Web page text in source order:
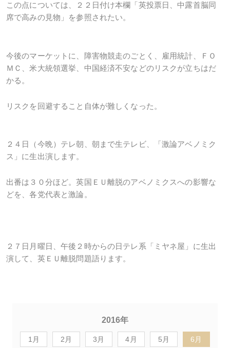
この点については、２２日付け本欄「英投票日、中露首脳同
席で高みの見物」を参照されたい。
今後のマーケットに、障害物競走のごとく、雇用統計、ＦＯ
ＭＣ、米大統領選挙、中国経済不安などのリスクが立ちはだ
かる。
リスクを回避すること自体が難しくなった。
２４日（今晩）テレ朝、朝まで生テレビ、
「激論アベノミク
ス」に生出演します。
出番は３０分ほど。英国ＥＵ離脱のアベノミクスへの影響な
どを、各党代表と激論。
２７日月曜日、午後２時からの日テレ系「ミヤネ屋」に生出
演して、英ＥＵ離脱問題語ります。
2016年
1月 2月 3月 4月 5月 6月